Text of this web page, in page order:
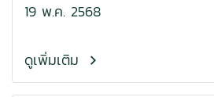
19 พ.ค. 2568
ดูเพิ่มเติม